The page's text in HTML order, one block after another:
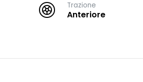
Trazione
Anteriore